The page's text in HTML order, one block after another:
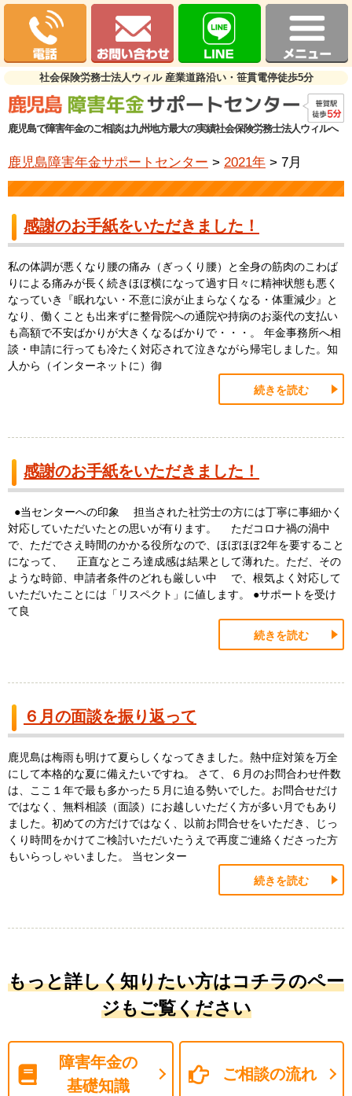
社会保険労務士法人ウィル 産業道路沿い・笹貫電停徒歩5分
鹿児島で障害年金のご相談は九州地方最大の実績社会保険労務士法人ウィルへ
鹿児島障害年金サポートセンター > 2021年 > 7月
感謝のお手紙をいただきました！
私の体調が悪くなり腰の痛み（ぎっくり腰）と全身の筋肉のこわば
りによる痛みが長く続きほぼ横になって過す日々に精神状態も悪く
なっていき『眠れない・不意に涙が止まらなくなる・体重減少』と
なり、働くことも出来ずに整骨院への通院や持病のお薬代の支払い
も高額で不安ばかりが大きくなるばかりで・・・。 年金事務所へ相
談・申請に行っても冷たく対応されて泣きながら帰宅しました。知
人から（インターネットに）御
続きを読む
感謝のお手紙をいただきました！
●当センターへの印象 担当された社労士の方には丁寧に事細かく
対応していただいたとの思いが有ります。 ただコロナ禍の渦中
で、ただでさえ時間のかかる役所なので、ほぼほぼ2年を要すること
になって、 正直なところ達成感は結果として薄れた。ただ、その
ような時節、申請者条件のどれも厳しい中 で、根気よく対応して
いただいたことには「リスペクト」に値します。 ●サポートを受け
て良
続きを読む
６月の面談を振り返って
鹿児島は梅雨も明けて夏らしくなってきました。熱中症対策を万全
にして本格的な夏に備えたいですね。 さて、６月のお問合わせ件数
は、ここ１年で最も多かった５月に迫る勢いでした。お問合せだけ
ではなく、無料相談（面談）にお越しいただく方が多い月でもあり
ました。初めての方だけではなく、以前お問合せをいただき、じっ
くり時間をかけてご検討いただいたうえで再度ご連絡くださった方
もいらっしゃいました。 当センター
続きを読む
もっと詳しく知りたい方はコチラのペー
ジもご覧ください
障害年金の
基礎知識
ご相談の流れ